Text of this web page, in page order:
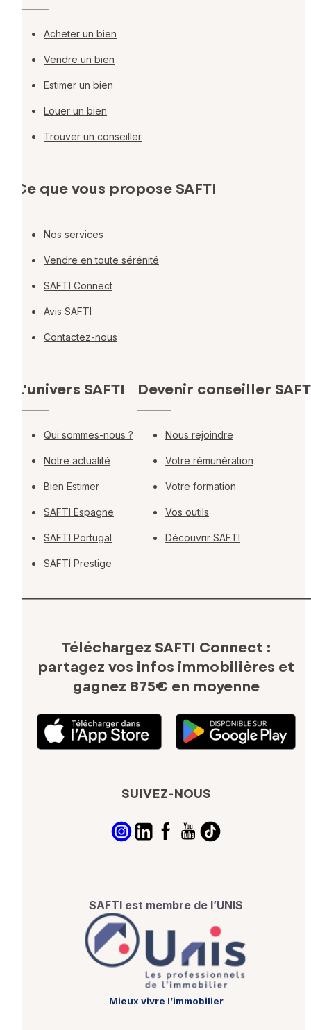
Acheter un bien
Vendre un bien
Estimer un bien
Louer un bien
Trouver un conseiller
Ce que vous propose SAFTI
Nos services
Vendre en toute sérénité
SAFTI Connect
Avis SAFTI
Contactez-nous
L'univers SAFTI
Qui sommes-nous ?
Notre actualité
Bien Estimer
SAFTI Espagne
SAFTI Portugal
SAFTI Prestige
Devenir conseiller
Nous rejoindre
Votre rémunération
Votre formation
Vos outils
Découvrir SAFTI
Téléchargez SAFTI Connect :
partagez vos infos immobilières et
gagnez 875€ en moyenne
SUIVEZ-NOUS
SAFTI est membre de l’UNIS
Mieux vivre l’immobilier